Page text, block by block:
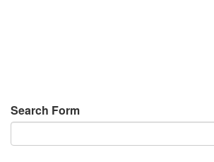
Search Form